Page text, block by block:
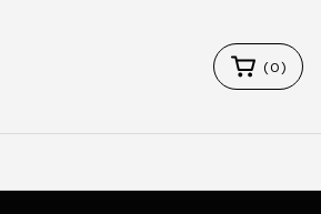
(0)